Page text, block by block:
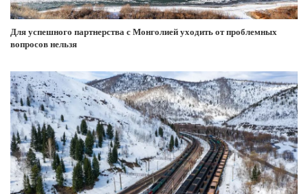
Для успешного партнерства с Монголией уходить от проблемных
вопросов нельзя